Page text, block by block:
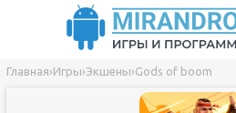
Главная›Игры›Экшены›Gods of boom